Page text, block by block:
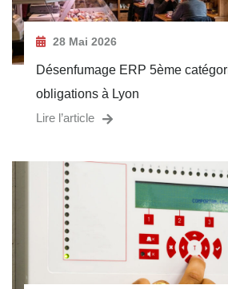
28 Mai 2026
Désenfumage ERP 5ème
obligations à Lyon
Lire l’article